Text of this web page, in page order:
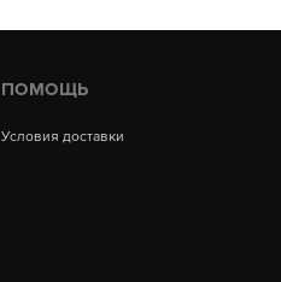
ПОМОЩЬ
Условия доставки